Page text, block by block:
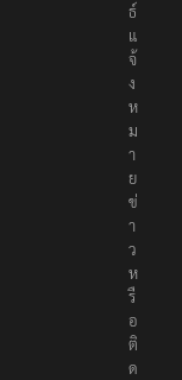
ธ์
แ
จ้
ง
ห
ม
า
ย
ข่
า
ว
ห
รื
อ
ติ
ด